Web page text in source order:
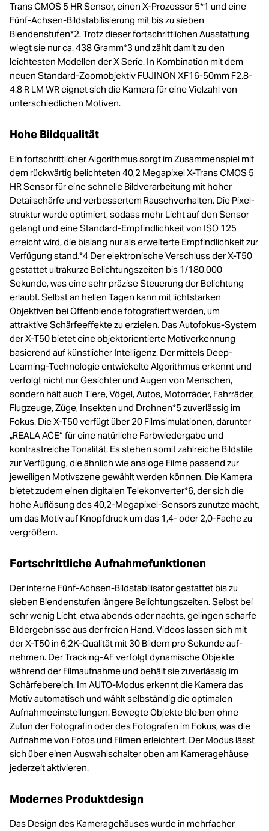
Trans CMOS 5 HR Sensor, einen X-Prozessor 5*1 und eine
Fünf-Achsen-Bildstabilisierung mit bis zu sieben
Blendenstufen*2. Trotz dieser fortschrittlichen Ausstattung
wiegt sie nur ca. 438 Gramm*3 und zählt damit zu den
leichtesten Modellen der X Serie. In Kombination mit dem
neuen Standard-Zoomobjektiv FUJINON XF16-50mm F2.8-
4.8 R LM WR eignet sich die Kamera für eine Vielzahl von
unterschiedlichen Motiven.
Hohe Bildqualität
Ein fortschrittlicher Algorithmus sorgt im Zusammenspiel mit
dem rückwärtig belichteten 40,2 Megapixel X-Trans CMOS 5
HR Sensor für eine schnelle Bildverarbeitung mit hoher
Detailschärfe und verbessertem Rauschverhalten. Die Pixel-
struktur wurde optimiert, sodass mehr Licht auf den Sensor
gelangt und eine Standard-Empfindlichkeit von ISO 125
erreicht wird, die bislang nur als erweiterte Empfindlichkeit zur
Verfügung stand.*4 Der elektronische Verschluss der X-T50
gestattet ultrakurze Belichtungszeiten bis 1/180.000
Sekunde, was eine sehr präzise Steuerung der Belichtung
erlaubt. Selbst an hellen Tagen kann mit lichtstarken
Objektiven bei Offenblende fotografiert werden, um
attraktive Schärfeeffekte zu erzielen. Das Autofokus-System
der X-T50 bietet eine objektorientierte Motiverkennung
basierend auf künstlicher Intelligenz. Der mittels Deep-
Learning-Technologie entwickelte Algorithmus erkennt und
verfolgt nicht nur Gesichter und Augen von Menschen,
sondern hält auch Tiere, Vögel, Autos, Motorräder, Fahrräder,
Flugzeuge, Züge, Insekten und Drohnen*5 zuverlässig im
Fokus. Die X-T50 verfügt über 20 Filmsimulationen, darunter
„REALA ACE“ für eine natürliche Farbwiedergabe und
kontrastreiche Tonalität. Es stehen somit zahlreiche Bildstile
zur Verfügung, die ähnlich wie analoge Filme passend zur
jeweiligen Motivszene gewählt werden können. Die Kamera
bietet zudem einen digitalen Telekonverter*6, der sich die
hohe Auflösung des 40,2-Megapixel-Sensors zunutze macht,
um das Motiv auf Knopfdruck um das 1,4- oder 2,0-Fache zu
vergrößern.
Fortschrittliche Aufnahmefunktionen
Der interne Fünf-Achsen-Bildstabilisator gestattet bis zu
sieben Blendenstufen längere Belichtungszeiten. Selbst bei
sehr wenig Licht, etwa abends oder nachts, gelingen scharfe
Bildergebnisse aus der freien Hand. Videos lassen sich mit
der X-T50 in 6,2K-Qualität mit 30 Bildern pro Sekunde auf-
nehmen. Der Tracking-AF verfolgt dynamische Objekte
während der Filmaufnahme und behält sie zuverlässig im
Schärfebereich. Im AUTO-Modus erkennt die Kamera das
Motiv automatisch und wählt selbständig die optimalen
Aufnahmeeinstellungen. Bewegte Objekte bleiben ohne
Zutun der Fotografin oder des Fotografen im Fokus, was die
Aufnahme von Fotos und Filmen erleichtert. Der Modus lässt
sich über einen Auswahlschalter oben am Kameragehäuse
jederzeit aktivieren.
Modernes Produktdesign
Das Design des Kameragehäuses wurde in mehrfacher